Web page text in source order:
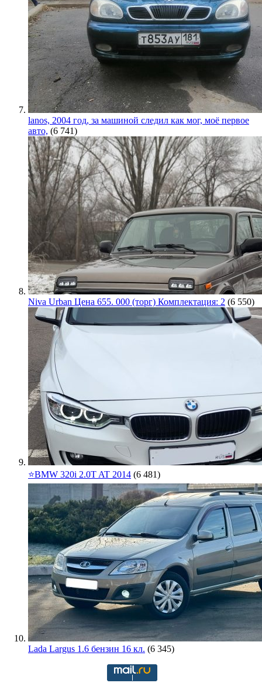
lanos, 2004 год, за машиной следил как мог, моё первое
авто, (6 741)
Niva Urban Цена 655. 000 (торг) Комплектация: 2 (6 550)
⭐️BMW 320i 2.0T AT 2014 (6 481)
Lada Largus 1.6 бензин 16 кл. (6 345)